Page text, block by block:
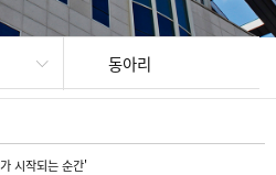
동아리
시작되는 순간'